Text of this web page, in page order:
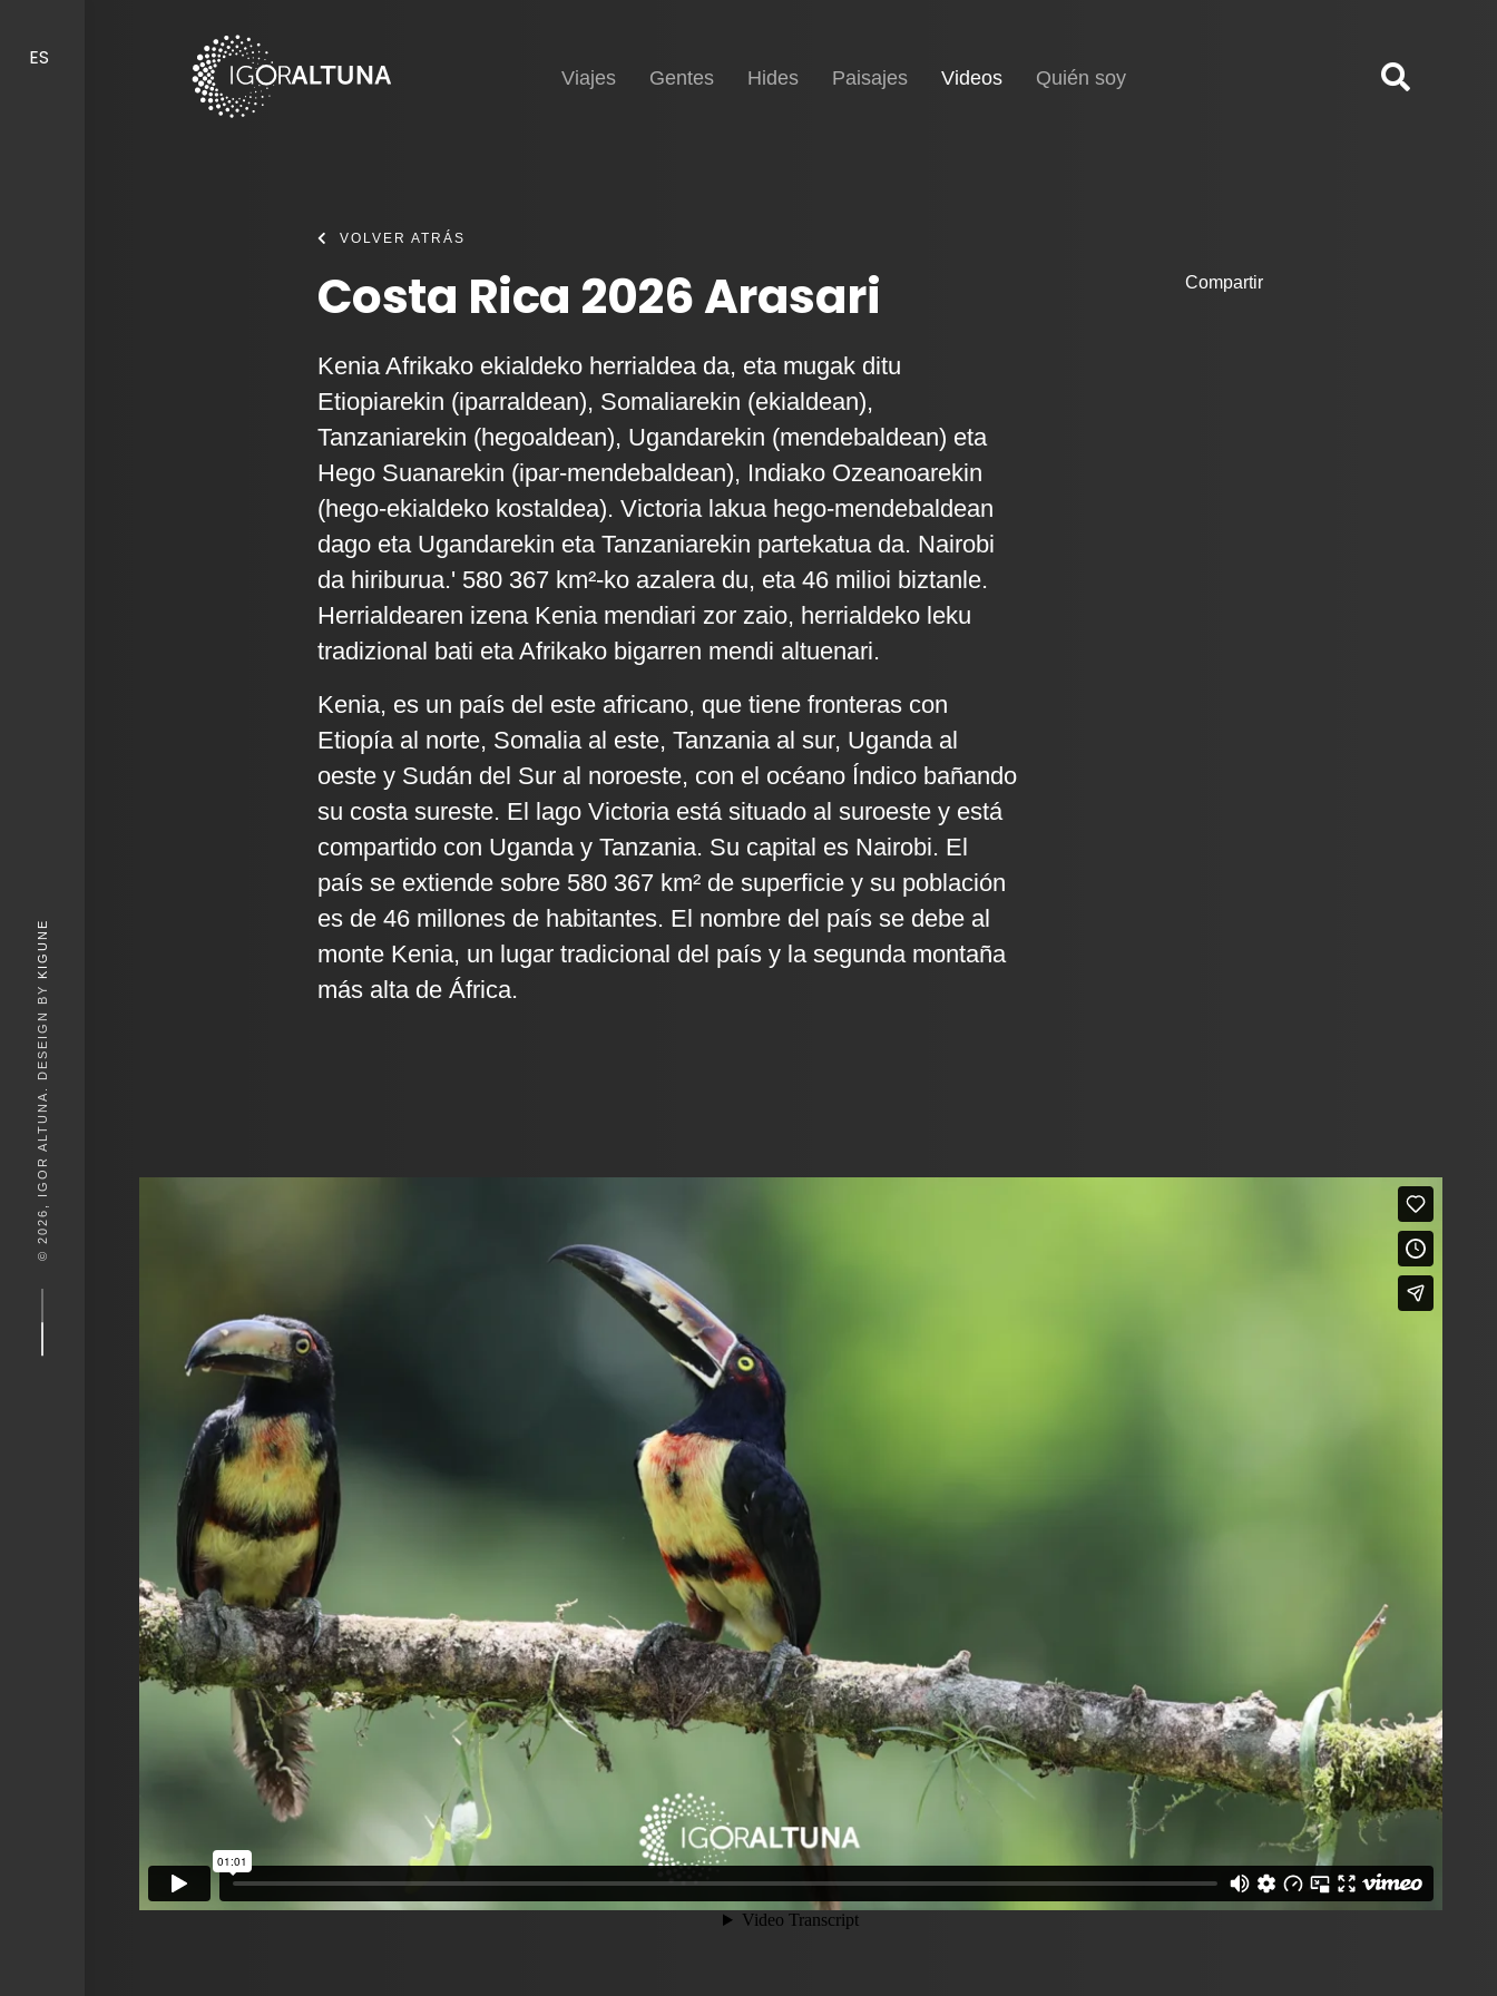
ES
© 2026, IGOR ALTUNA. DESEIGN BY
KIGUNE
Inicio
Viajes Gentes Hides Paisajes Videos(current)Quién soy
VOLVER ATRÁS
Costa Rica 2026 Arasari
Kenia Afrikako ekialdeko herrialdea da, eta mugak ditu
Etiopiarekin (iparraldean), Somaliarekin (ekialdean),
Tanzaniarekin (hegoaldean), Ugandarekin (mendebaldean) eta
Hego Suanarekin (ipar-mendebaldean), Indiako Ozeanoarekin
(hego-ekialdeko kostaldea). Victoria lakua hego-mendebaldean
dago eta Ugandarekin eta Tanzaniarekin partekatua da. Nairobi
da hiriburua.' 580 367 km²-ko azalera du, eta 46 milioi biztanle.
Herrialdearen izena Kenia mendiari zor zaio, herrialdeko leku
tradizional bati eta Afrikako bigarren mendi altuenari.
Kenia, es un país del este africano, que tiene fronteras con
Etiopía al norte, Somalia al este, Tanzania al sur, Uganda al
oeste y Sudán del Sur al noroeste, con el océano Índico bañando
su costa sureste. El lago Victoria está situado al suroeste y está
compartido con Uganda y Tanzania. Su capital es Nairobi. El
país se extiende sobre 580 367 km² de superficie y su población
es de 46 millones de habitantes. El nombre del país se debe al
monte Kenia, un lugar tradicional del país y la segunda montaña
más alta de África.
Compartir